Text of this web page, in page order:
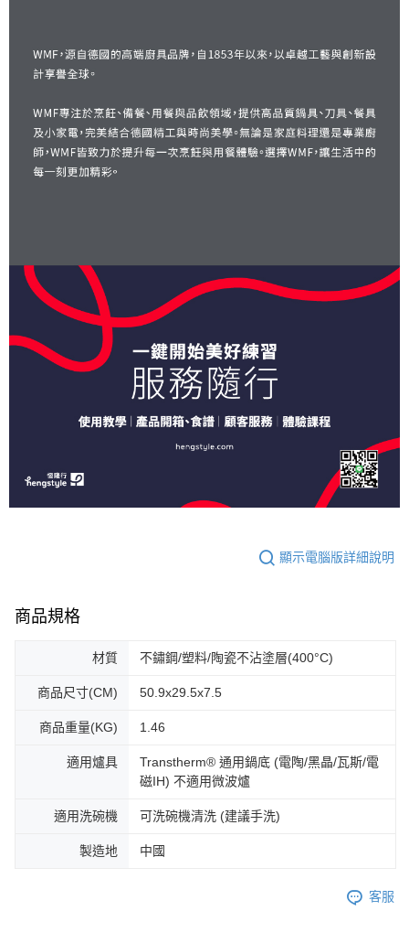
顯示電腦版詳細說明
商品規格
材質 不鏽鋼/塑料/陶瓷不沾塗層(400°C)
商品尺寸(CM) 50.9x29.5x7.5
商品重量(KG) 1.46
適用爐具
Transtherm® 通用鍋底 (電陶/黑晶/瓦斯/電
磁IH) 不適用微波爐
適用洗碗機 可洗碗機清洗 (建議手洗)
製造地 中國
客服